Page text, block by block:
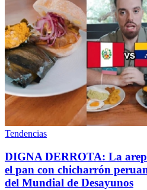
Tendencias
DIGNA DERROTA: La
el pan con chicharrón
del Mundial de Desayunos